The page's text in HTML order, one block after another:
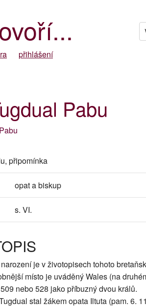
přihlášení
Pabu
připomínka
opat a biskup
s. VI.
je v životopisech tohoto
místo je uváděný Wales (na
nebo 528 jako příbuzný dvou králů.
stal žákem opata Iltuta (pam. 6.